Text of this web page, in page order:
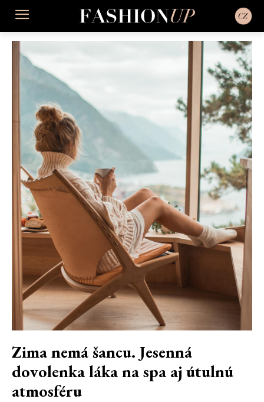
Zima nemá šancu. Jesenná
dovolenka láka na spa aj útulnú
atmosféru